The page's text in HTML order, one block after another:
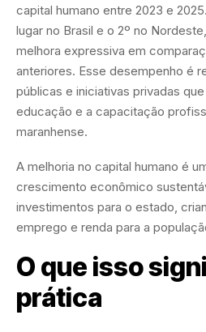
capital humano entre 2023 e
lugar no Brasil e o 2º no
melhora expressiva em
anteriores. Esse desempenho é
públicas e iniciativas privadas
educação e a capacitação
maranhense.
A melhoria no capital humano é
crescimento econômico
investimentos para o estado,
emprego e renda para a
O que isso
prática